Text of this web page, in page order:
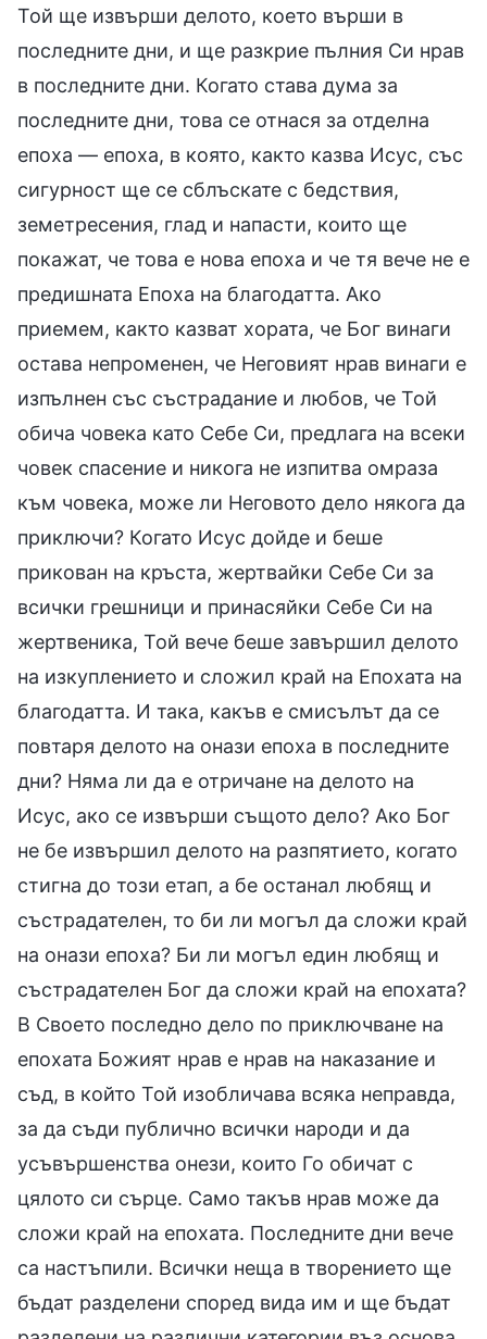
Той ще извърши делото, което върши в
последните дни, и ще разкрие пълния Си нрав
в последните дни. Когато става дума за
последните дни, това се отнася за отделна
епоха — епоха, в която, както казва Исус, със
сигурност ще се сблъскате с бедствия,
земетресения, глад и напасти, които ще
покажат, че това е нова епоха и че тя вече не е
предишната Епоха на благодатта. Ако
приемем, както казват хората, че Бог винаги
остава непроменен, че Неговият нрав винаги е
изпълнен със състрадание и любов, че Той
обича човека като Себе Си, предлага на всеки
човек спасение и никога не изпитва омраза
към човека, може ли Неговото дело някога да
приключи? Когато Исус дойде и беше
прикован на кръста, жертвайки Себе Си за
всички грешници и принасяйки Себе Си на
жертвеника, Той вече беше завършил делото
на изкуплението и сложил край на Епохата на
благодатта. И така, какъв е смисълът да се
повтаря делото на онази епоха в последните
дни? Няма ли да е отричане на делото на
Исус, ако се извърши същото дело? Ако Бог
не бе извършил делото на разпятието, когато
стигна до този етап, а бе останал любящ и
състрадателен, то би ли могъл да сложи край
на онази епоха? Би ли могъл един любящ и
състрадателен Бог да сложи край на епохата?
В Своето последно дело по приключване на
епохата Божият нрав е нрав на наказание и
съд, в който Той изобличава всяка неправда,
за да съди публично всички народи и да
усъвършенства онези, които Го обичат с
цялото си сърце. Само такъв нрав може да
сложи край на епохата. Последните дни вече
са настъпили. Всички неща в творението ще
бъдат разделени според вида им и ще бъдат